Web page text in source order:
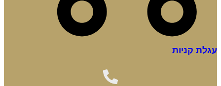
עגלת קניות